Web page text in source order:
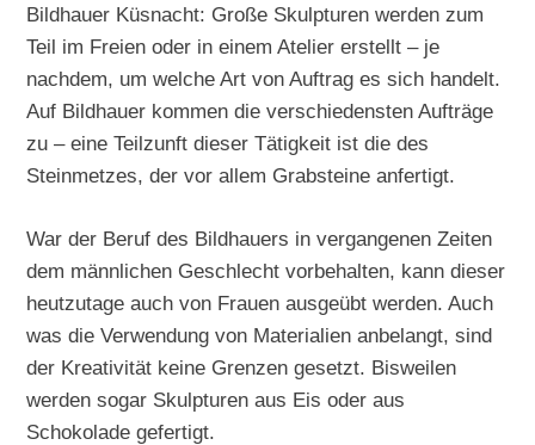
Bildhauer Küsnacht: Große Skulpturen werden zum
Teil im Freien oder in einem Atelier erstellt – je
nachdem, um welche Art von Auftrag es sich handelt.
Auf Bildhauer kommen die verschiedensten Aufträge
zu – eine Teilzunft dieser Tätigkeit ist die des
Steinmetzes, der vor allem Grabsteine anfertigt.
War der Beruf des Bildhauers in vergangenen Zeiten
dem männlichen Geschlecht vorbehalten, kann dieser
heutzutage auch von Frauen ausgeübt werden. Auch
was die Verwendung von Materialien anbelangt, sind
der Kreativität keine Grenzen gesetzt. Bisweilen
werden sogar Skulpturen aus Eis oder aus
Schokolade gefertigt.